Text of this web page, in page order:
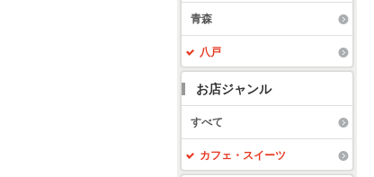
青森
八戸
お店ジャンル
すべて
カフェ・スイーツ